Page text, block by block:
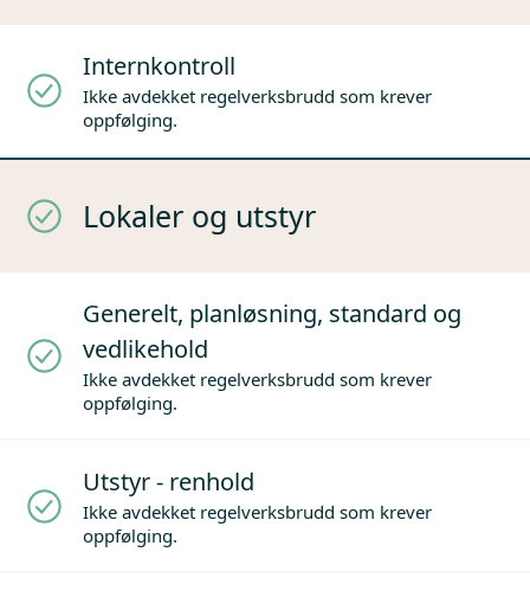
Internkontroll
Ikke avdekket regelverksbrudd som krever
oppfølging.
Lokaler og utstyr
Generelt, planløsning, standard og
vedlikehold
Ikke avdekket regelverksbrudd som krever
oppfølging.
Utstyr - renhold
Ikke avdekket regelverksbrudd som krever
oppfølging.